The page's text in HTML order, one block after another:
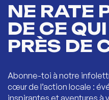
NE RATE
DE CE
PRÈS DE
Abonne-toi à notre
cœur de l’action locale :
inspirantes et aventures à